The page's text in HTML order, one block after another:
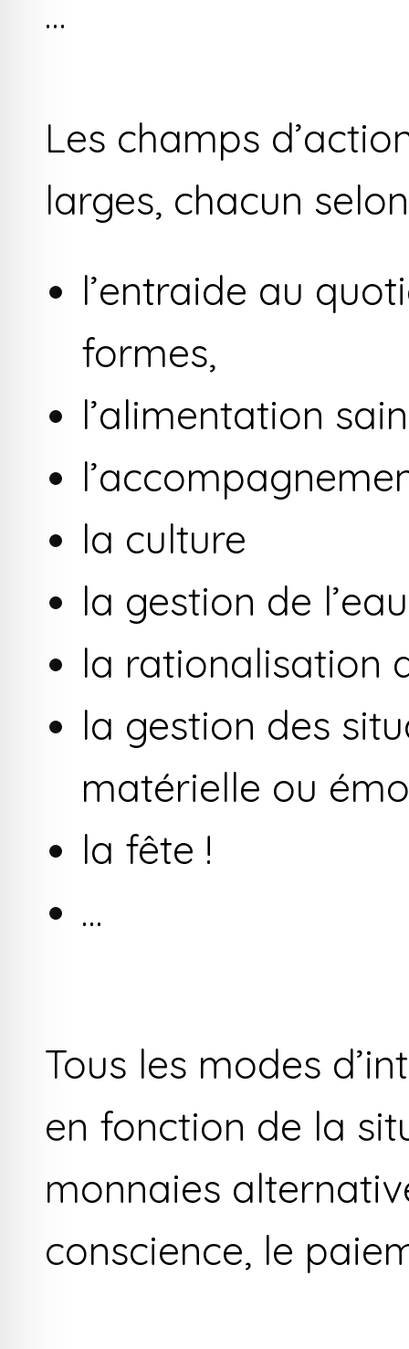
…
Les champs
larges, chacun
l’entraide au
formes,
l’alimentation
la culture
la gestion de
la rationalisation
la gestion des
matérielle ou
la fête !
…
Tous les modes
en fonction de la
monnaies
conscience, le